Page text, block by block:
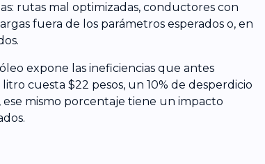
rutas mal optimizadas, conductores con
fuera de los parámetros esperados o, en
expone las ineficiencias que antes
cuesta $22 pesos, un 10% de desperdicio
mismo porcentaje tiene un impacto